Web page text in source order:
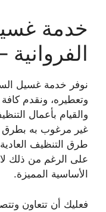
خدمة
نوفر خدمة غسيل
وتعطيره، ونقدم
والقيام بأعمال
غير مرغوب به بطرق
طرق التنظيف
على الرغم من ذلك
الأساسية المميزة.
فعليك أن تتعاون